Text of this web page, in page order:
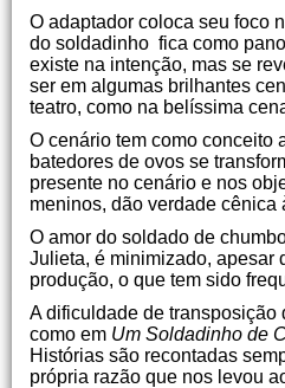
O adaptador coloca seu foco
do soldadinho fica como
existe na intenção, mas se
ser em algumas brilhantes
teatro, como na belíssima
O cenário tem como conceito
batedores de ovos se
presente no cenário e nos
meninos, dão verdade
O amor do soldado de
Julieta, é minimizado, apesar
produção, o que tem sido
A dificuldade de
como em Um Soldadinho de
Histórias são recontadas
própria razão que nos levou